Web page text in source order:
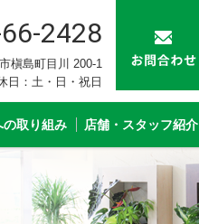
2428
槇島町目川 200-1
：土・日・祝日
の取り組み 店舗・スタッフ紹介